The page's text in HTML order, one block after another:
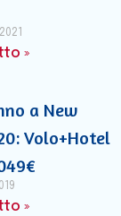
»
a New
Volo+Hotel
»